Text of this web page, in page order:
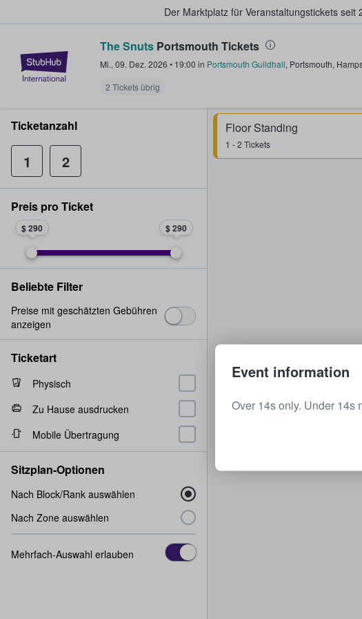
Der Marktplatz für Veranstaltungstickets seit
StubHub - Wo Fans Tickets kaufen &
The Snuts Portsmouth Tickets
Mi., 09. Dez. 2026 • 19:00 in Portsmouth Guildhall, Portsmouth,
2 Tickets übrig
Floor Standing
1 - 2 Tickets
Ticketanzahl
1 2
Preis pro Ticket
$ 290 $ 290
Beliebte Filter
Preise mit geschätzten Gebühren
anzeigen
Ticketart
Physisch
Zu Hause ausdrucken
Mobile Übertragung
Sitzplan-Optionen
Nach Block/Rank auswählen
Nach Zone auswählen
Mehrfach-Auswahl erlauben
Event information
Over 14s only. Under 14s